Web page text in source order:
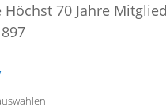
Höchst 70 Jahre